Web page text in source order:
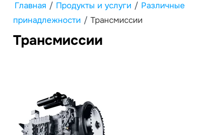
Главная / Продукты и услуги / Различные
принадлежности / Трансмиссии
Трансмиссии